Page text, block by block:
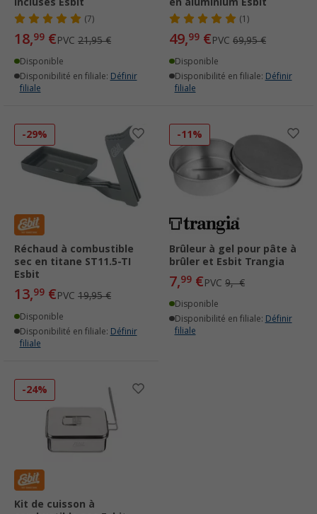
(7)
18,99 €PVC 21,95 €
Disponible
Disponibilité en filiale: Définir
filiale
(1)
49,99 €PVC 69,95 €
Disponible
Disponibilité en filiale: Définir
filiale
-29%
Réchaud à combustible
sec en titane ST11.5-TI
Esbit
13,99 €PVC 19,95 €
Disponible
Disponibilité en filiale: Définir
filiale
-11%
Brûleur à gel pour pâte à
brûler et Esbit Trangia
7,99 €PVC 9,- €
Disponible
Disponibilité en filiale: Définir
filiale
-24%
Kit de cuisson à